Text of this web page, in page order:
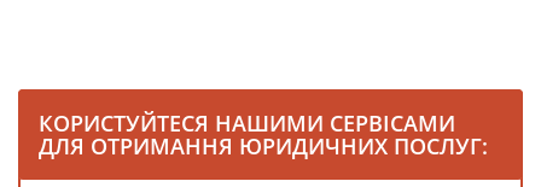
КОРИСТУЙТЕСЯ НАШИМИ СЕРВІСАМИ
ДЛЯ ОТРИМАННЯ ЮРИДИЧНИХ ПОСЛУГ: